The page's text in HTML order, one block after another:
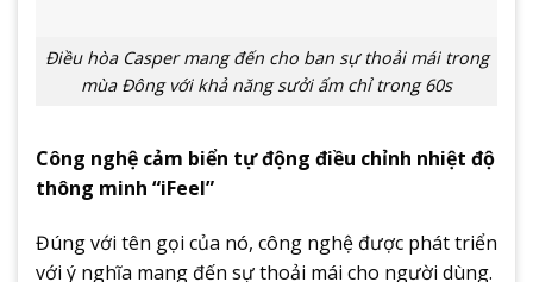
Điều hòa Casper mang đến cho ban sự thoải mái trong
mùa Đông với khả năng sưởi ấm chỉ trong 60s
Công nghệ cảm biển tự động điều chỉnh nhiệt độ
thông minh “iFeel”
Đúng với tên gọi của nó, công nghệ được phát triển
với ý nghĩa mang đến sự thoải mái cho người dùng.